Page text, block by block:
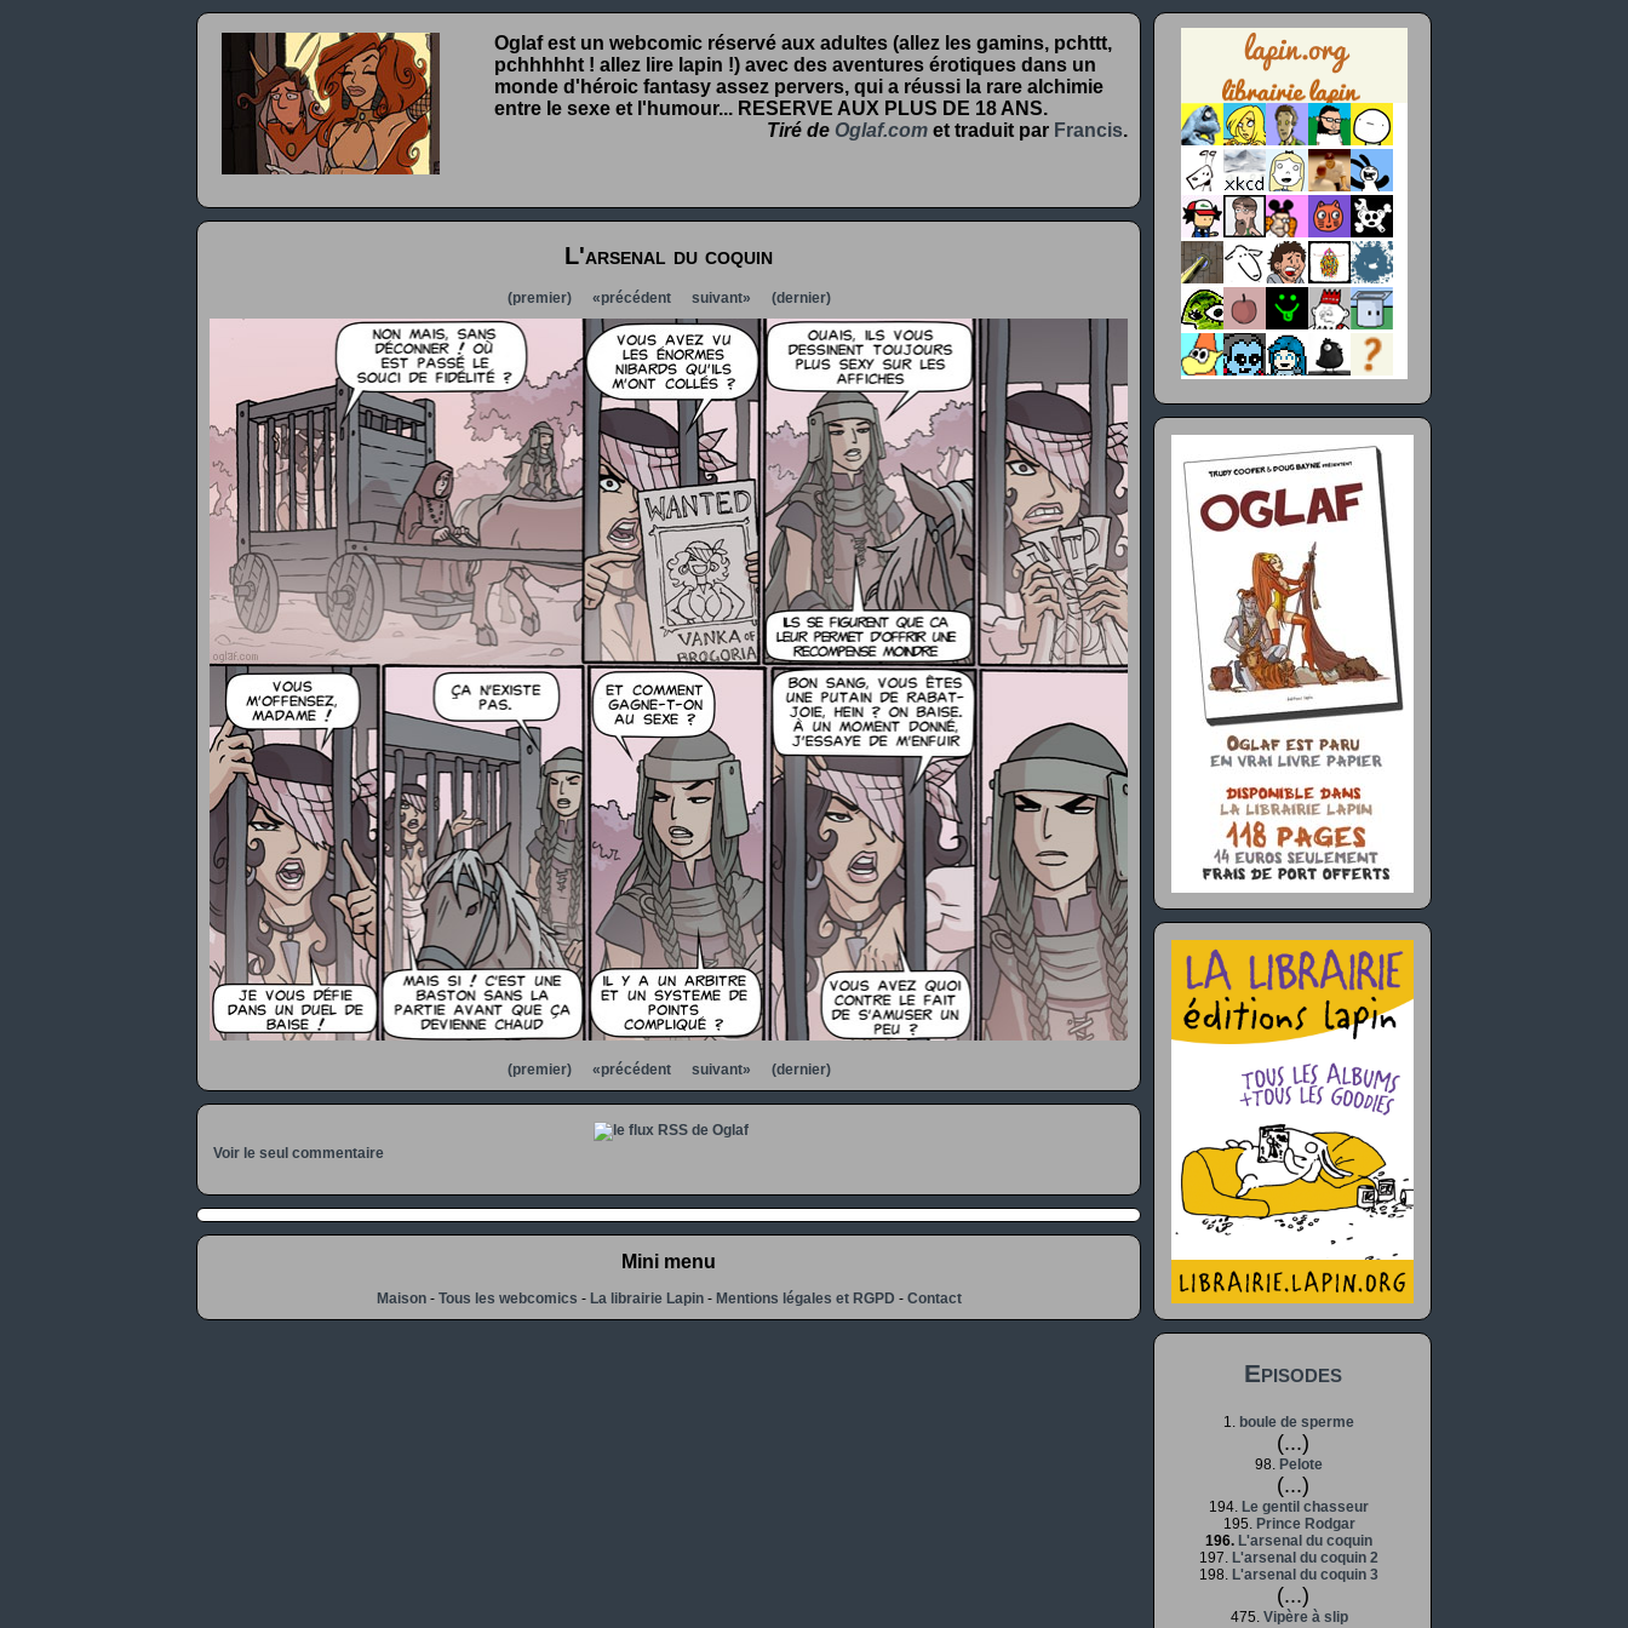
Oglaf est un webcomic réservé aux adultes (allez les gamins, pchttt,
pchhhhht ! allez lire lapin !) avec des aventures érotiques dans un
monde d'héroic fantasy assez pervers, qui a réussi la rare alchimie
entre le sexe et l'humour... RESERVE AUX PLUS DE 18 ANS.
Tiré de Oglaf.com et traduit par Francis.
L'arsenal du coquin
(premier) «précédent suivant» (dernier)
(premier) «précédent suivant» (dernier)
Voir le seul commentaire
Mini menu
Maison- Tous les webcomics - La librairie Lapin- Mentions légales et RGPD - Contact
Episodes
1. boule de sperme
(...)
98. Pelote
(...)
194. Le gentil chasseur
195. Prince Rodgar
196. L'arsenal du coquin
197. L'arsenal du coquin 2
198. L'arsenal du coquin 3
(...)
475. Vipère à slip